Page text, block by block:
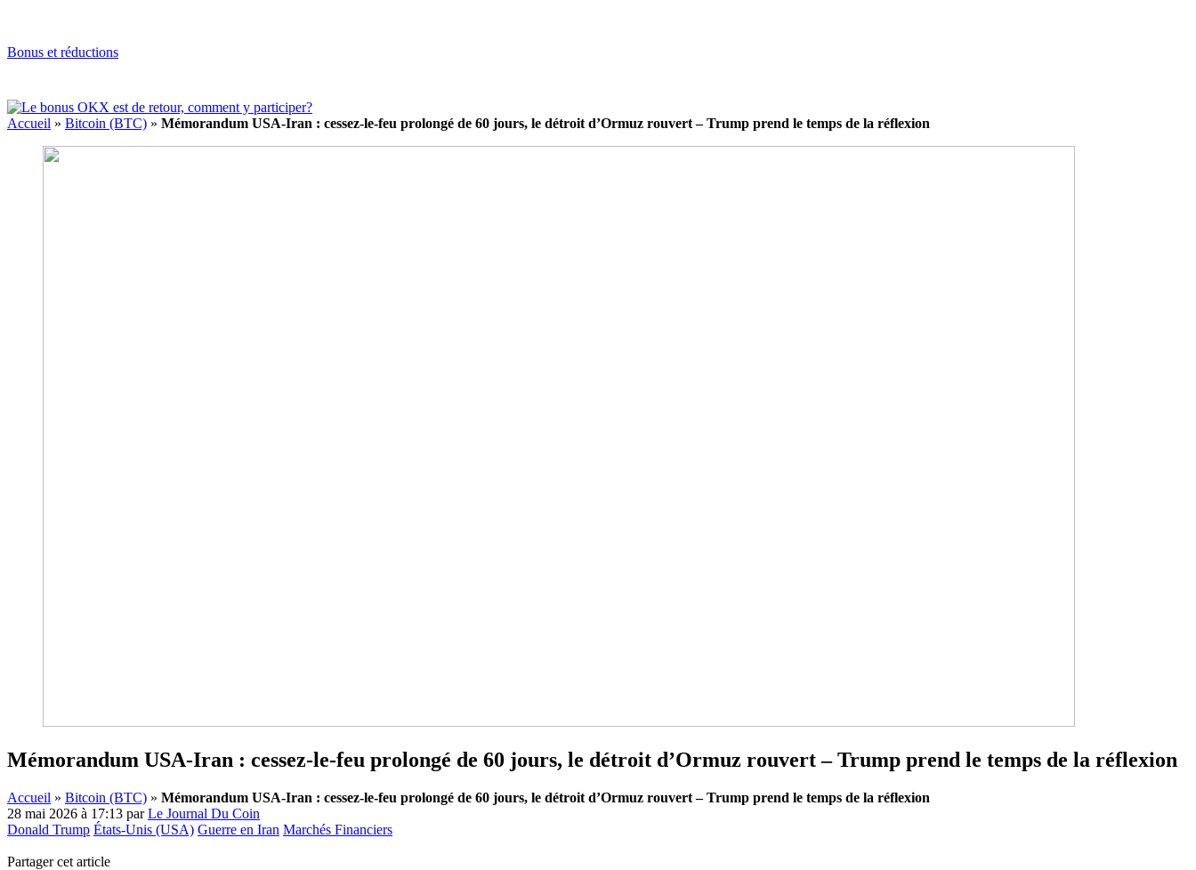
Bonus et réductions
Accueil » Bitcoin (BTC) » Mémorandum USA-Iran : cessez-le-feu prolongé de 60 jours, le détroit d’Ormuz rouvert – Trump prend le temps de la réflexion
Mémorandum USA-Iran : cessez-le-feu prolongé de 60 jours, le détroit d’Ormuz rouvert – Trump prend le temps de la réflexion
Accueil » Bitcoin (BTC) » Mémorandum USA-Iran : cessez-le-feu prolongé de 60 jours, le détroit d’Ormuz rouvert – Trump prend le temps de la réflexion
28 mai 2026 à 17:13 parLe Journal Du Coin
Donald Trump États-Unis (USA) Guerre en Iran Marchés Financiers
Partager cet article